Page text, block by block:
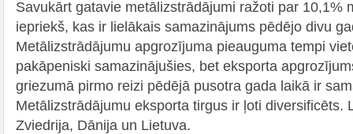
Savukārt gatavie metālizstrādājumi ražoti par 10,1%
iepriekš, kas ir lielākais samazinājums pēdējo divu
Metālizstrādājumu apgrozījuma pieauguma tempi
pakāpeniski samazinājušies, bet eksporta
griezumā pirmo reizi pēdējā pusotra gada laikā ir
Metālizstrādājumu eksporta tirgus ir ļoti diversificēts.
Zviedrija, Dānija un Lietuva.